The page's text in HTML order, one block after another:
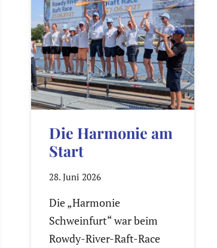
Die Harmonie am
Start
28. Juni 2026
Die „Harmonie
Schweinfurt“ war beim
Rowdy-River-Raft-Race